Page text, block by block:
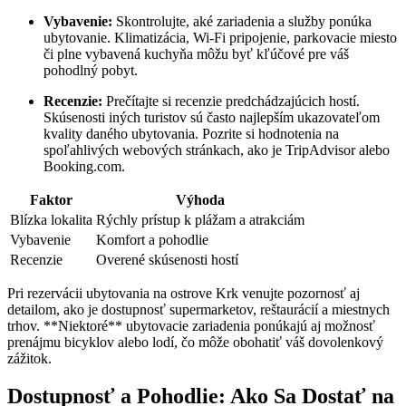
Vybavenie: Skontrolujte, aké zariadenia a služby ponúka
ubytovanie. Klimatizácia, Wi-Fi pripojenie, parkovacie miesto
či plne vybavená kuchyňa môžu byť kľúčové pre váš
pohodlný pobyt.
Recenzie: Prečítajte si recenzie predchádzajúcich hostí.
Skúsenosti iných turistov sú často najlepším ukazovateľom
kvality daného ubytovania. Pozrite si hodnotenia na
spoľahlivých webových stránkach, ako je TripAdvisor alebo
Booking.com.
Faktor
Výhoda
Blízka lokalita Rýchly prístup k plážam a atrakciám
Vybavenie
Komfort a pohodlie
Recenzie
Overené skúsenosti hostí
Pri rezervácii ubytovania na ostrove Krk venujte pozornosť aj
detailom, ako je dostupnosť supermarketov, reštaurácií a miestnych
trhov. **Niektoré** ubytovacie zariadenia ponúkajú aj možnosť
prenájmu bicyklov alebo lodí, čo môže obohatiť váš dovolenkový
zážitok.
Dostupnosť a Pohodlie: Ako Sa Dostať na